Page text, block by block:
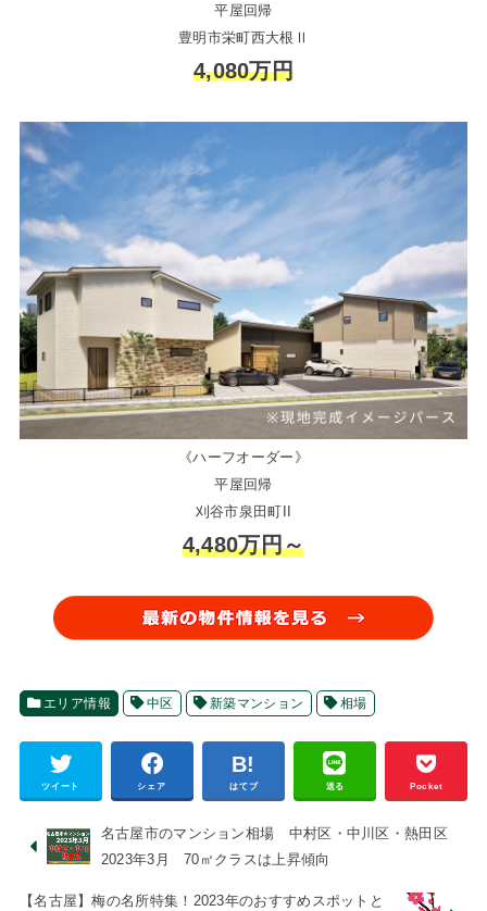
平屋回帰
豊明市栄町西大根Ⅱ
4,080万円
《ハーフオーダー》
平屋回帰
刈谷市泉田町II
4,480万円～
エリア情報 中区 新築マンション 相場
ツイート シェア はてブ 送る Pocket
名古屋市のマンション相場 中村区・中川区・熱田区
2023年3月 70㎡クラスは上昇傾向
【名古屋】梅の名所特集！2023年のおすすめスポットと